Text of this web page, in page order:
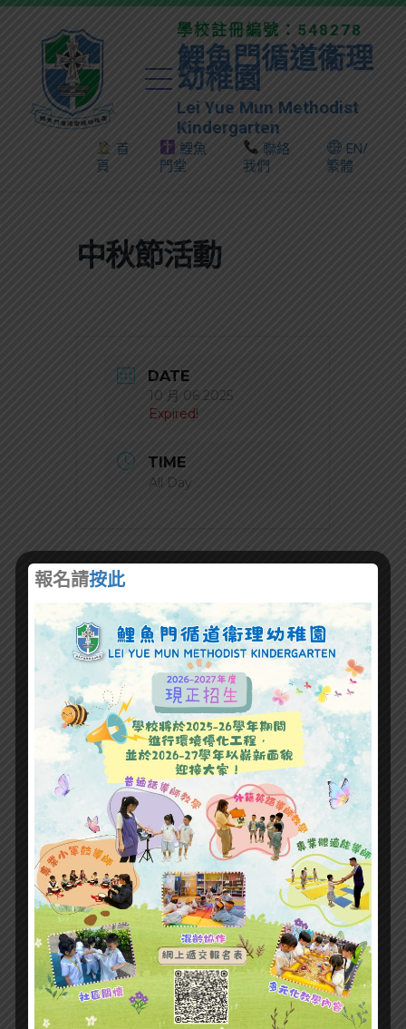
學校註冊編號：548278
鯉魚門循道衞理
幼稚園
Lei Yue Mun Methodist
Kindergarten
首
頁
鯉魚
門堂
聯絡
我們
EN/
繁體
中秋節活動
DATE
10 月 06 2025
Expired!
TIME
All Day
+ Add to Google Calendar
+ iCal / Outlook export
SHARE THIS EVENT
報名請按此